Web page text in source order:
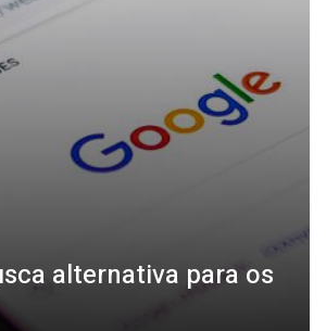
alternativa para os